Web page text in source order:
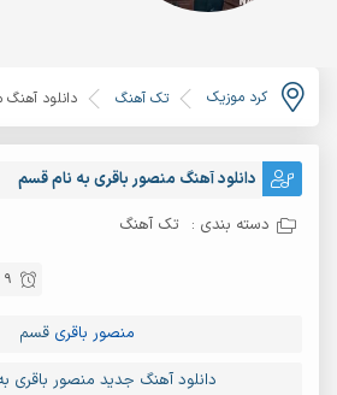
کرد موزیک تک آهنگ دانلود
دانلود آهنگ منصور باقری به نام قسم
دسته بندی : تک آهنگ
9 اسفند 1399
منصور باقری قسم
دانلود آهنگ جدید منصور باقری